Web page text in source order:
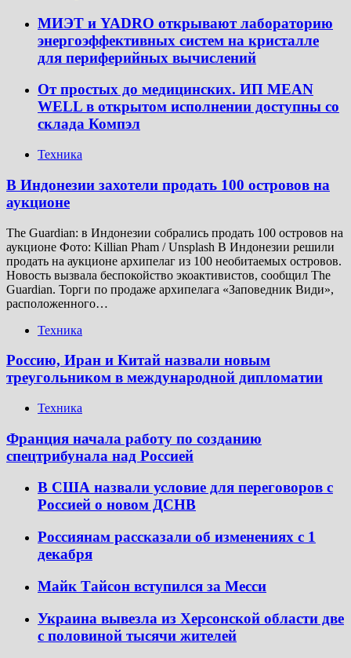
МИЭТ и YADRO открывают лабораторию
энергоэффективных систем на кристалле
для периферийных вычислений
От простых до медицинских. ИП MEAN
WELL в открытом исполнении доступны со
склада Компэл
Техника
В Индонезии захотели продать 100 островов на
аукционе
The Guardian: в Индонезии собрались продать 100 островов на
аукционе Фото: Killian Pham / Unsplash В Индонезии решили
продать на аукционе архипелаг из 100 необитаемых островов.
Новость вызвала беспокойство экоактивистов, сообщил The
Guardian. Торги по продаже архипелага «Заповедник Види»,
расположенного…
Техника
Россию, Иран и Китай назвали новым
треугольником в международной дипломатии
Техника
Франция начала работу по созданию
спецтрибунала над Россией
В США назвали условие для переговоров с
Россией о новом ДСНВ
Россиянам рассказали об изменениях с 1
декабря
Майк Тайсон вступился за Месси
Украина вывезла из Херсонской области две
с половиной тысячи жителей